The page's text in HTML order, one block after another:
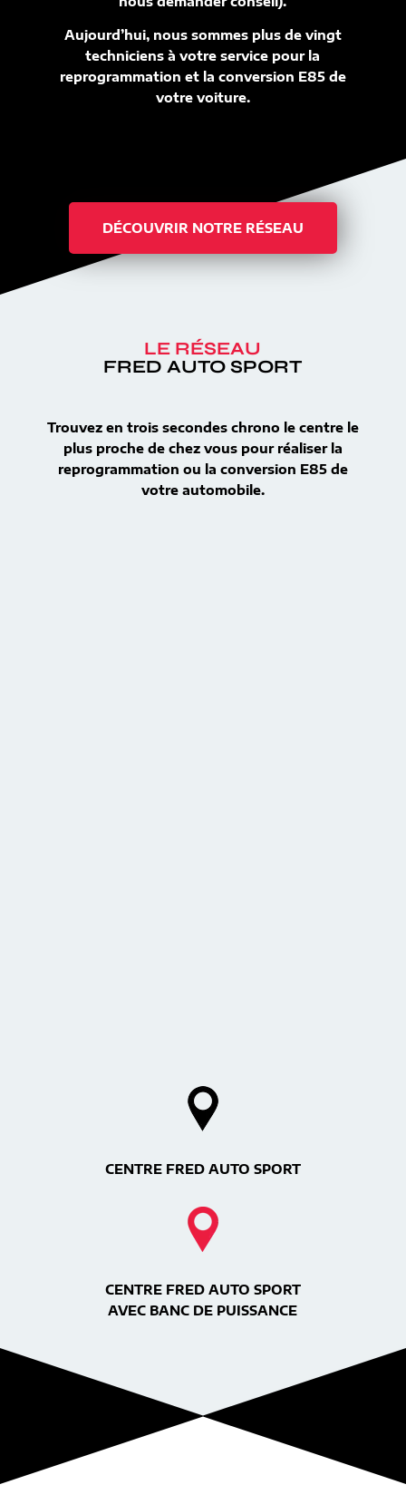
Aujourd’hui, nous sommes plus de vingt
techniciens à votre service pour la
reprogrammation et la conversion E85 de
votre voiture.
DÉCOUVRIR NOTRE RÉSEAU
LE RÉSEAU
FRED AUTO SPORT
Trouvez en trois secondes chrono le centre le
plus proche de chez vous pour réaliser la
reprogrammation ou la conversion E85 de
votre automobile.
CENTRE FRED AUTO SPORT
CENTRE FRED AUTO SPORT
AVEC BANC DE PUISSANCE